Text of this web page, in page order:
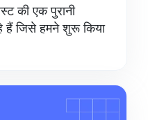
की एक पुरानी
हैं जिसे हमने शुरू किया